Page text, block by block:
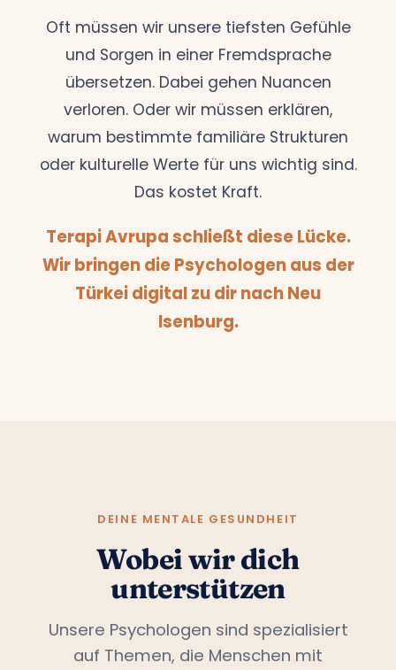
Oft müssen wir unsere tiefsten Gefühle
und Sorgen in einer Fremdsprache
übersetzen. Dabei gehen Nuancen
verloren. Oder wir müssen erklären,
warum bestimmte familiäre Strukturen
oder kulturelle Werte für uns wichtig sind.
Das kostet Kraft.
Terapi Avrupa schließt diese Lücke.
Wir bringen die Psychologen aus der
Türkei digital zu dir nach Neu
Isenburg.
DEINE MENTALE GESUNDHEIT
Wobei wir dich
unterstützen
Unsere Psychologen sind spezialisiert
auf Themen, die Menschen mit